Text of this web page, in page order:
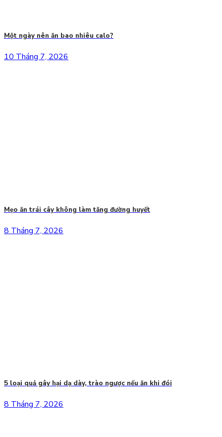
Một ngày nên ăn bao nhiêu calo?
10 Tháng 7, 2026
Mẹo ăn trái cây không làm tăng đường huyết
8 Tháng 7, 2026
5 loại quả gây hại dạ dày, trào ngược nếu ăn khi đói
8 Tháng 7, 2026